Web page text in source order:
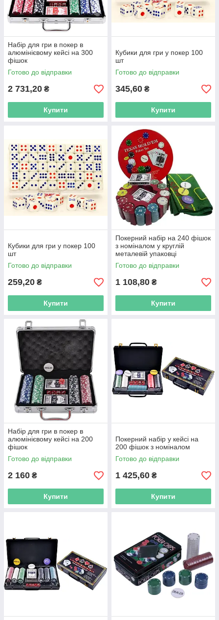
Набір для гри в покер в
алюмінієвому кейсі на 300
фішок
Готово до відправки
2 731,20 ₴
Купити
Кубики для гри у покер 100
шт
Готово до відправки
345,60 ₴
Купити
Кубики для гри у покер 100
шт
Готово до відправки
259,20 ₴
Купити
Покерний набір на 240 фішок
з номіналом у круглій
металевій упаковці
Готово до відправки
1 108,80 ₴
Купити
Набір для гри в покер в
алюмінієвому кейсі на 200
фішок
Готово до відправки
2 160 ₴
Купити
Покерний набір у кейсі на
200 фішок з номіналом
Готово до відправки
1 425,60 ₴
Купити